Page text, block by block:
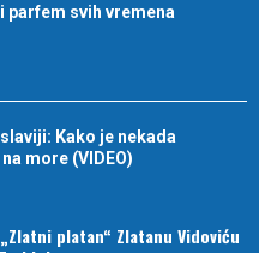
parfem svih vremena
Kako je nekada
more (VIDEO)
platan“ Zlatanu Vidoviću